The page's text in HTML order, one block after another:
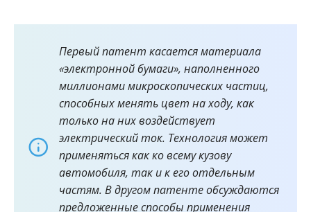
Первый патент касается материала
«электронной бумаги», наполненного
миллионами микроскопических частиц,
способных менять цвет на ходу, как
только на них воздействует
электрический ток. Технология может
применяться как ко всему кузову
автомобиля, так и к его отдельным
частям. В другом патенте обсуждаются
предложенные способы применения